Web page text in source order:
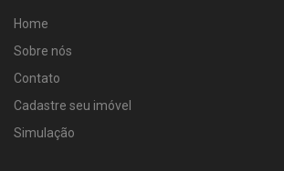
Home
Sobre nós
Contato
Cadastre seu imóvel
Simulação